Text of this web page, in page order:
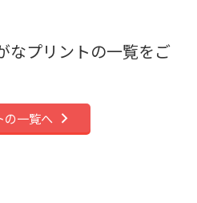
なプリントの一覧をご
の一覧へ